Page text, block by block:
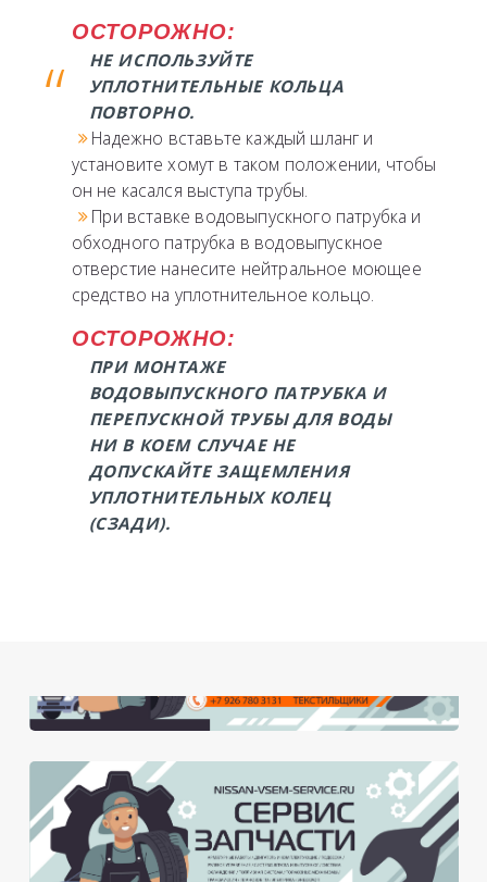
ОСТОРОЖНО:
НЕ ИСПОЛЬЗУЙТЕ
УПЛОТНИТЕЛЬНЫЕ КОЛЬЦА
ПОВТОРНО.
Надежно вставьте каждый шланг и
установите хомут в таком положении, чтобы
он не касался выступа трубы.
При вставке водовыпускного патрубка и
обходного патрубка в водовыпускное
отверстие нанесите нейтральное моющее
средство на уплотнительное кольцо.
ОСТОРОЖНО:
ПРИ МОНТАЖЕ
ВОДОВЫПУСКНОГО ПАТРУБКА И
ПЕРЕПУСКНОЙ ТРУБЫ ДЛЯ ВОДЫ
НИ В КОЕМ СЛУЧАЕ НЕ
ДОПУСКАЙТЕ ЗАЩЕМЛЕНИЯ
УПЛОТНИТЕЛЬНЫХ КОЛЕЦ
(СЗАДИ).